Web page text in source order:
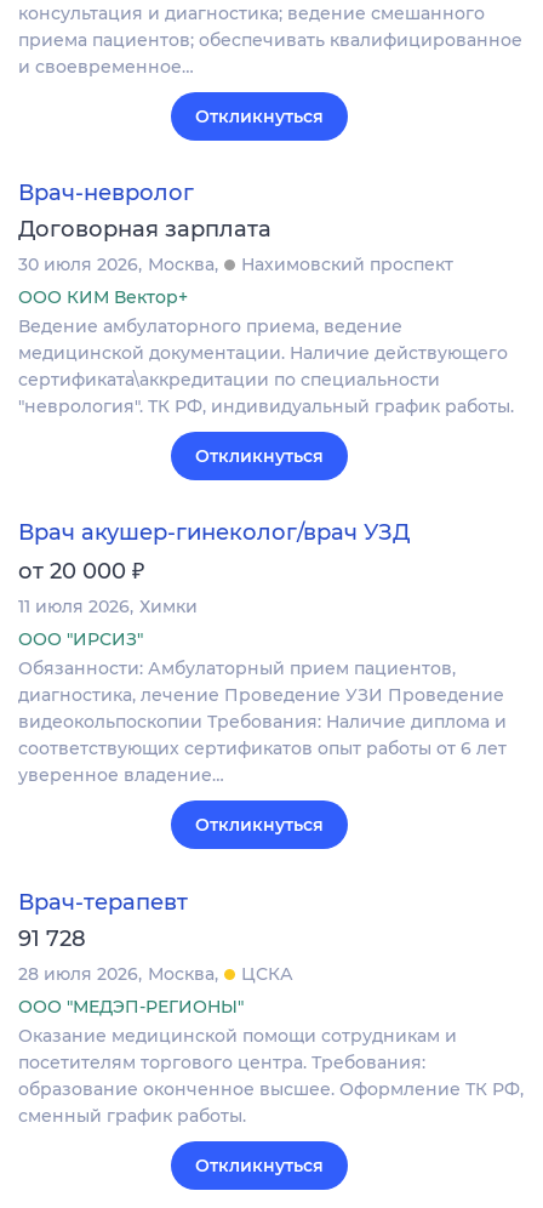
консультация и диагностика; ведение смешанного
приема пациентов; обеспечивать квалифицированное
и своевременное…
Откликнуться
Врач-невролог
Договорная зарплата
30 июля 2026 Москва
Нахимовский проспект
ООО КИМ Вектор+
Ведение амбулаторного приема, ведение
медицинской документации. Наличие действующего
сертификата\аккредитации по специальности
"неврология". ТК РФ, индивидуальный график работы.
Откликнуться
Врач акушер-гинеколог/врач УЗД
от 20 000 ₽
11 июля 2026 Химки
ООО "ИРСИЗ"
Обязанности: Амбулаторный прием пациентов,
диагностика, лечение Проведение УЗИ Проведение
видеокольпоскопии Требования: Наличие диплома и
соответствующих сертификатов опыт работы от 6 лет
уверенное владение…
Откликнуться
Врач-терапевт
91 728
28 июля 2026 Москва
ЦСКА
ООО "МЕДЭП-РЕГИОНЫ"
Оказание медицинской помощи сотрудникам и
посетителям торгового центра. Требования:
образование оконченное высшее. Оформление ТК РФ,
сменный график работы.
Откликнуться